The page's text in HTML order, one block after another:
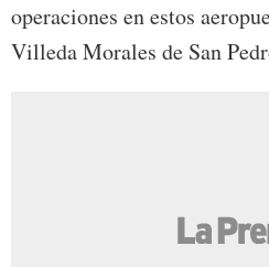
operaciones en estos
Villeda Morales de San